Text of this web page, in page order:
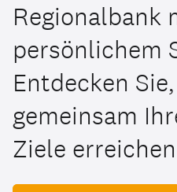
Regionalbank
persönlichem
Entdecken
gemeinsam
Ziele